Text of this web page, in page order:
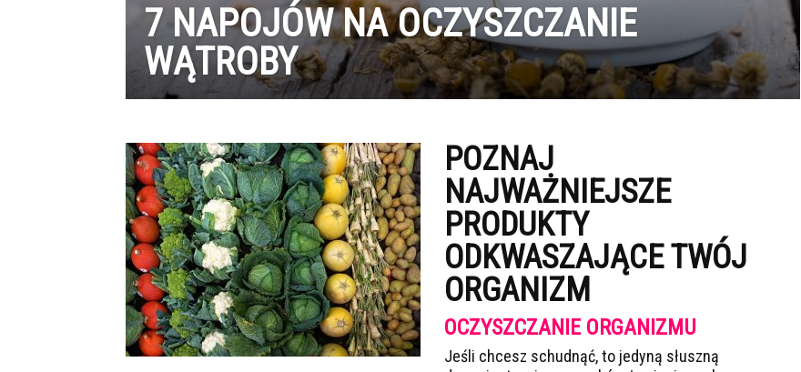
7 NAPOJÓW NA OCZYSZCZANIE
WĄTROBY
POZNAJ
NAJWAŻNIEJSZE
PRODUKTY
ODKWASZAJĄCE TWÓJ
ORGANIZM
OCZYSZCZANIE ORGANIZMU
Jeśli chcesz schudnąć, to jedyną słuszną